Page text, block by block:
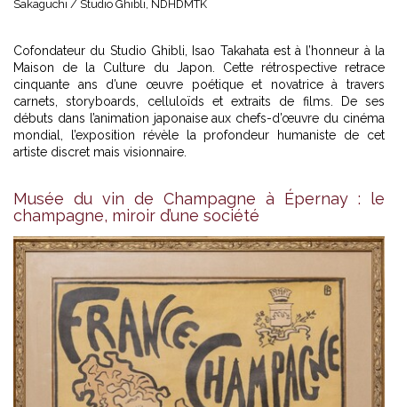
Sakaguchi / Studio Ghibli, NDHDMTK
Cofondateur du Studio Ghibli, Isao Takahata est à l’honneur à la
Maison de la Culture du Japon. Cette rétrospective retrace
cinquante ans d’une œuvre poétique et novatrice à travers
carnets, storyboards, celluloïds et extraits de films. De ses
débuts dans l’animation japonaise aux chefs-d’œuvre du cinéma
mondial, l’exposition révèle la profondeur humaniste de cet
artiste discret mais visionnaire.
Musée du vin de Champagne à Épernay : le
champagne, miroir d’une société